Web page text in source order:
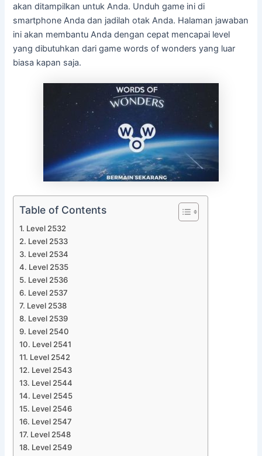
akan ditampilkan untuk Anda. Unduh game ini di
smartphone Anda dan jadilah otak Anda. Halaman jawaban
ini akan membantu Anda dengan cepat mencapai level
yang dibutuhkan dari game words of wonders yang luar
biasa kapan saja.
Table of Contents
Level 2532
Level 2533
Level 2534
Level 2535
Level 2536
Level 2537
Level 2538
Level 2539
Level 2540
Level 2541
Level 2542
Level 2543
Level 2544
Level 2545
Level 2546
Level 2547
Level 2548
Level 2549